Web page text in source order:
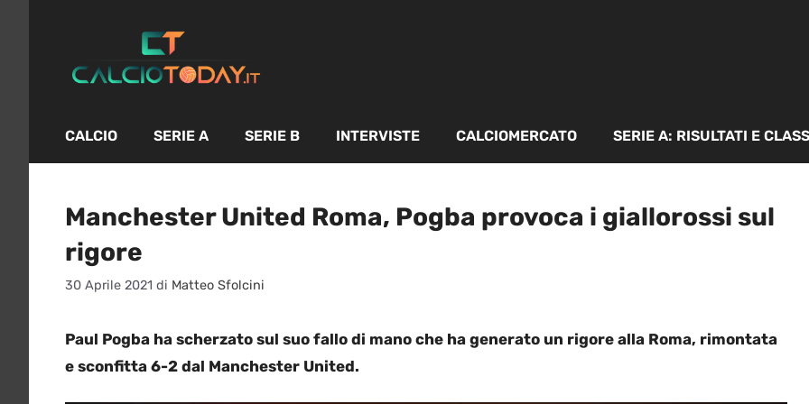
contenuto
CALCIO SERIE A SERIE B INTERVISTE CALCIOMERCATO SERIE A: RISULTATI E
Manchester United Roma, Pogba provoca i giallorossi sul
rigore
30 Aprile 2021 di Matteo Sfolcini
Paul Pogba ha scherzato sul suo fallo di mano che ha generato un rigore alla Roma, rimontata
e sconfitta 6-2 dal Manchester United.